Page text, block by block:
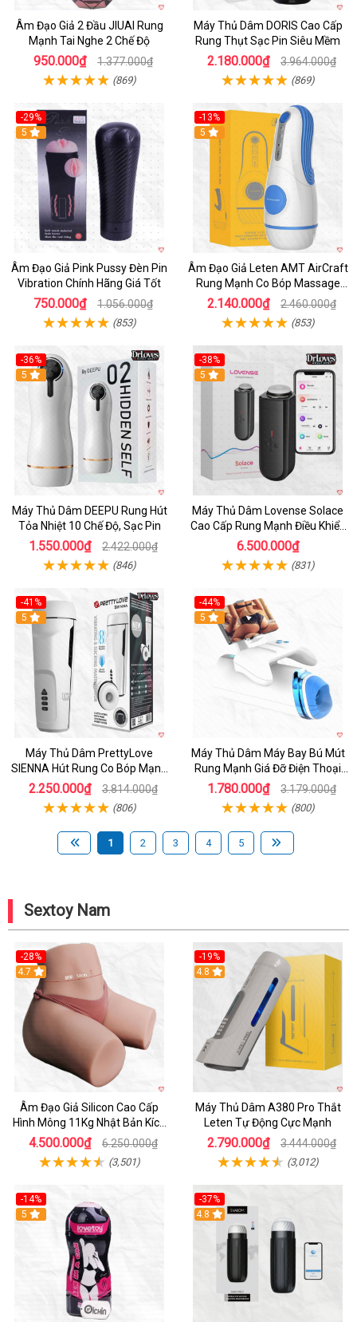
Âm Đạo Giả 2 Đầu JIUAI Rung
Mạnh Tai Nghe 2 Chế Độ
950.000₫ 1.377.000₫
(869)
Máy Thủ Dâm DORIS Cao Cấp
Rung Thụt Sạc Pin Siêu Mềm
2.180.000₫ 3.964.000₫
(869)
-29%
5
Âm Đạo Giả Pink Pussy Đèn Pin
Vibration Chính Hãng Giá Tốt
750.000₫ 1.056.000₫
(853)
-13%
5
Âm Đạo Giả Leten AMT AirCraft
Rung Mạnh Co Bóp Massage
Êm Ái
2.140.000₫ 2.460.000₫
(853)
-36%
Hot
5
Máy Thủ Dâm DEEPU Rung Hút
Tỏa Nhiệt 10 Chế Độ, Sạc Pin
1.550.000₫ 2.422.000₫
(846)
-38%
Hot
5
Máy Thủ Dâm Lovense Solace
Cao Cấp Rung Mạnh Điều Khiển
App
6.500.000₫
(831)
-41%
Hot
5
Máy Thủ Dâm PrettyLove
SIENNA Hút Rung Co Bóp Mạnh
Mẽ Nam
2.250.000₫ 3.814.000₫
(806)
-44%
Hot
5
Máy Thủ Dâm Máy Bay Bú Mút
Rung Mạnh Giá Đỡ Điện Thoại
Chính Hãng
1.780.000₫ 3.179.000₫
(800)
1 2 3 4 5
Sextoy Nam
-28%
4.7
Âm Đạo Giả Silicon Cao Cấp
Hình Mông 11Kg Nhật Bản Kích
Thước Như Thật
4.500.000₫ 6.250.000₫
(3,501)
-19%
Hot
4.8
Máy Thủ Dâm A380 Pro Thắt
Leten Tự Động Cực Mạnh
2.790.000₫ 3.444.000₫
(3,012)
-14%
Hot
5
-37%
4.8